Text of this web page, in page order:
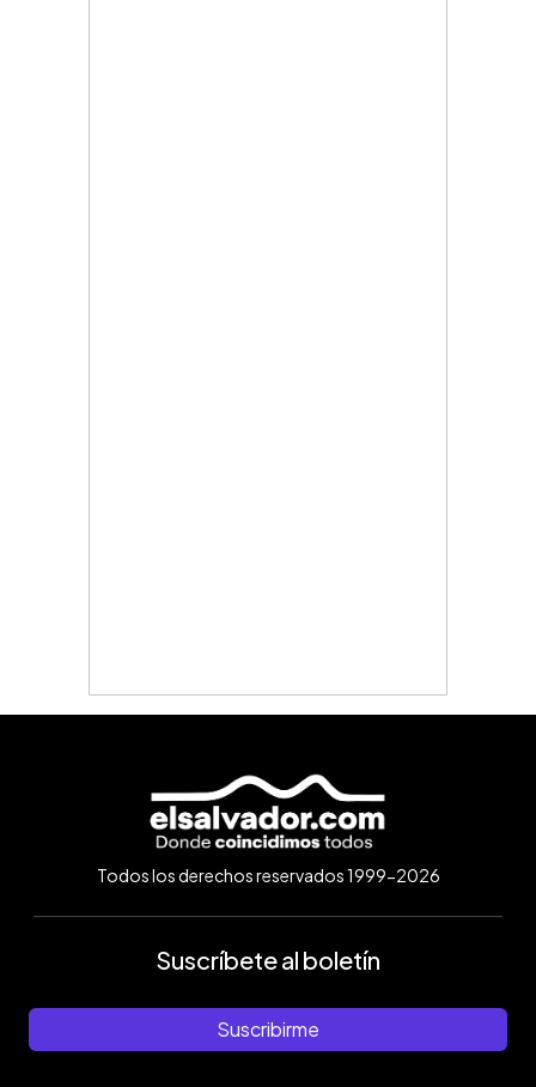
Todos los derechos reservados 1999-2026
Suscríbete al boletín
Suscribirme